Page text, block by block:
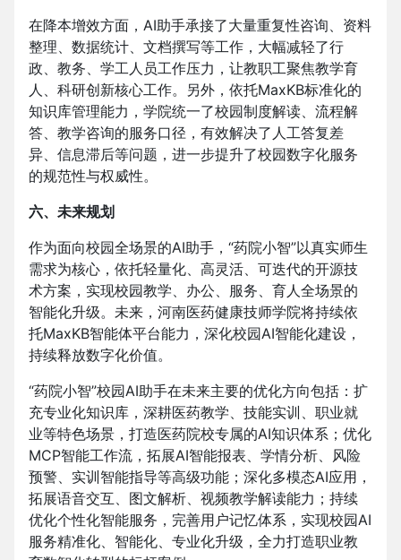
在降本增效方面，AI助手承接了大量重复性咨询、资料
整理、数据统计、文档撰写等工作，大幅减轻了行
政、教务、学工人员工作压力，让教职工聚焦教学育
人、科研创新核心工作。另外，依托MaxKB标准化的
知识库管理能力，学院统一了校园制度解读、流程解
答、教学咨询的服务口径，有效解决了人工答复差
异、信息滞后等问题，进一步提升了校园数字化服务
的规范性与权威性。
六、未来规划
作为面向校园全场景的AI助手，“药院小智”以真实师生
需求为核心，依托轻量化、高灵活、可迭代的开源技
术方案，实现校园教学、办公、服务、育人全场景的
智能化升级。未来，河南医药健康技师学院将持续依
托MaxKB智能体平台能力，深化校园AI智能化建设，
持续释放数字化价值。
“药院小智”校园AI助手在未来主要的优化方向包括：扩
充专业化知识库，深耕医药教学、技能实训、职业就
业等特色场景，打造医药院校专属的AI知识体系；优化
MCP智能工作流，拓展AI智能报表、学情分析、风险
预警、实训智能指导等高级功能；深化多模态AI应用，
拓展语音交互、图文解析、视频教学解读能力；持续
优化个性化智能服务，完善用户记忆体系，实现校园AI
服务精准化、智能化、专业化升级，全力打造职业教